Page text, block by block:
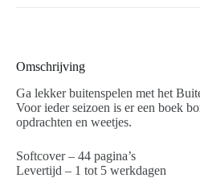
Omschrijving
Ga lekker buitenspelen met het
Voor ieder seizoen is er een boek
opdrachten en weetjes.
Softcover – 44 pagina’s
Levertijd – 1 tot 5 werkdagen